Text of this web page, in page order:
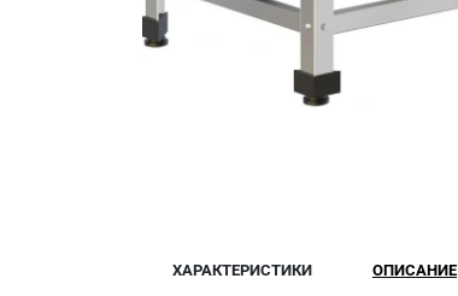
ХАРАКТЕРИСТИКИ ОПИСАНИЕ